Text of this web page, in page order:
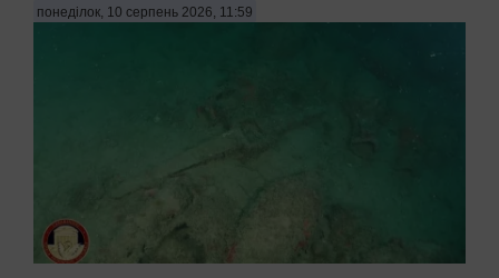
понеділок, 10 серпень 2026, 11:59